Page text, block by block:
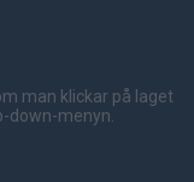
man klickar på laget
down-menyn.